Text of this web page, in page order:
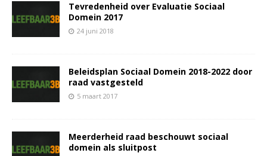
Tevredenheid over Evaluatie Sociaal
Domein 2017
24 juni 2018
Beleidsplan Sociaal Domein 2018-2022 door
raad vastgesteld
5 maart 2017
Meerderheid raad beschouwt sociaal
domein als sluitpost